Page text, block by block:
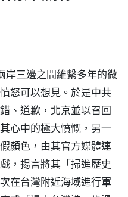
岸三邊之間維繫多年的微
怒可以想見。於是中共
、道歉，北京並以召回
心中的極大憤慨，另一
顏色，由其官方媒體連
，揚言將其「掃進歷史
在台灣附近海域進行軍